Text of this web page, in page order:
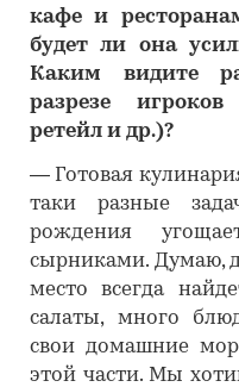
кафе и
будет ли она
Каким видите
разрезе игроков
ретейл и др.)?
― Готовая
таки разные
рождения
сырниками. Думаю,
место всегда
салаты, много
свои домашние
этой части. Мы